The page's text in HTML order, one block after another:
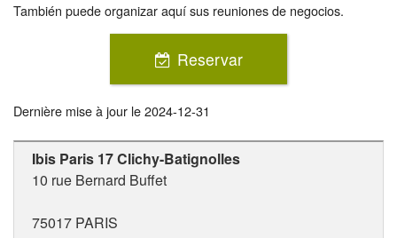
También puede organizar aquí sus reuniones de negocios.
Reservar
Dernière mise à jour le2024-12-31
Ibis Paris 17 Clichy-Batignolles
10 rue Bernard Buffet
75017 PARIS